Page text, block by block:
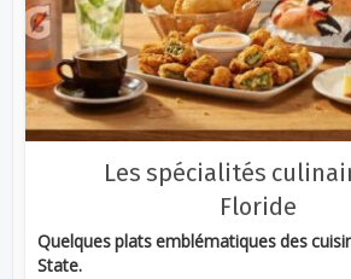
Les spécialités
Floride
Quelques plats emblématiques des
State.